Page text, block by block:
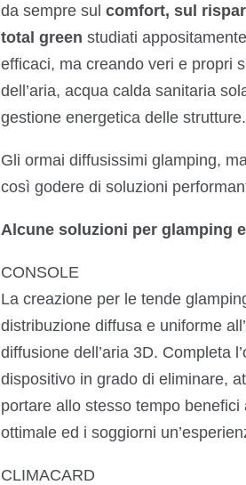
da sempre sulcomfort, sul
total green studiati
efficaci, ma creando veri e propri
dell’aria, acqua calda sanitaria
gestione energetica delle strutture.
Gli ormai diffusissimi glamping,
così godere di soluzioni
Alcune soluzioni per glamping
CONSOLE
La creazione per le tende
distribuzione diffusa e uniforme
diffusione dell’aria 3D. Completa
dispositivo in grado di eliminare,
portare allo stesso tempo
ottimale ed i soggiorni
CLIMACARD